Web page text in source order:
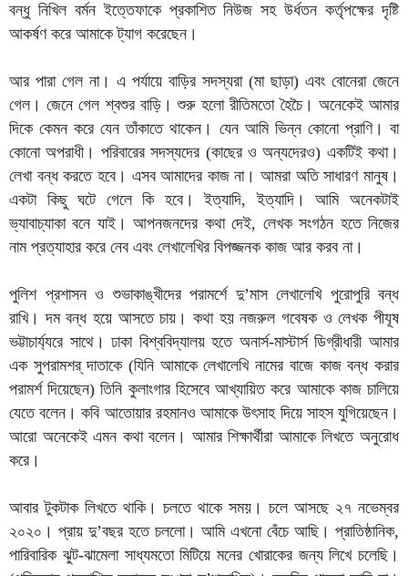
বন্ধু নিখিল বর্মন ইত্তেফাকে প্রকাশিত নিউজ সহ উর্ধতন কর্তৃপক্ষের দৃষ্টি
আকর্ষণ করে আমাকে ট্যাগ করেছেন।
আর পারা গেল না। এ পর্যায়ে বাড়ির সদস্যরা (মা ছাড়া) এবং বোনেরা জেনে
গেল। জেনে গেল শ্বশুর বাড়ি। শুরু হলো রীতিমতো হৈচৈ। অনেকেই আমার
দিকে কেমন করে যেন তাঁকাতে থাকেন। যেন আমি ভিন্ন কোনো প্রাণি। বা
কোনো অপরাধী। পরিবারের সদস্যদের (কাছের ও অন্যদেরও) একটিই কথা।
লেখা বন্ধ করতে হবে। এসব আমাদের কাজ না। আমরা অতি সাধারণ মানুষ।
একটা কিছু ঘটে গেলে কি হবে। ইত্যাদি, ইত্যাদি। আমি অনেকটাই
ভ্যাবাচ্যাকা বনে যাই। আপনজনদের কথা দেই, লেখক সংগঠন হতে নিজের
নাম প্রত্যাহার করে নেব এবং লেখালেখির বিপজ্জনক কাজ আর করব না।
পুলিশ প্রশাসন ও শুভাকাঙ্খীদের পরামর্শে দু’মাস লেখালেখি পুরোপুরি বন্ধ
রাখি। দম বন্ধ হয়ে আসতে চায়। কথা হয় নজরুল গবেষক ও লেখক পীযূষ
ভট্টাচার্য্যরে সাথে। ঢাকা বিশ্ববিদ্যালয় হতে অনার্স-মাস্টার্স ডিগ্রীধারী আমার
এক সুপরামশর্ দাতাকে (যিনি আমাকে লেখালেখি নামের বাজে কাজ বন্ধ করার
পরামর্শ দিয়েছেন) তিনি কুলাংগার হিসেবে আখ্যায়িত করে আমাকে কাজ চালিয়ে
যেতে বলেন। কবি আতোয়ার রহমানও আমাকে উৎসাহ দিয়ে সাহস যুগিয়েছেন।
আরো অনেকেই এমন কথা বলেন। আমার শিক্ষার্থীরা আমাকে লিখতে অনুরোধ
করে।
আবার টুকটাক লিখতে থাকি। চলতে থাকে সময়। চলে আসছে ২৭ নভেম্বর
২০২০। প্রায় দু’বছর হতে চললো। আমি এখনো বেঁচে আছি। প্রাতিষ্ঠানিক,
পারিবারিক ঝুট-ঝামেলা সাধ্যমতো মিটিয়ে মনের খোরাকের জন্য লিখে চলেছি।